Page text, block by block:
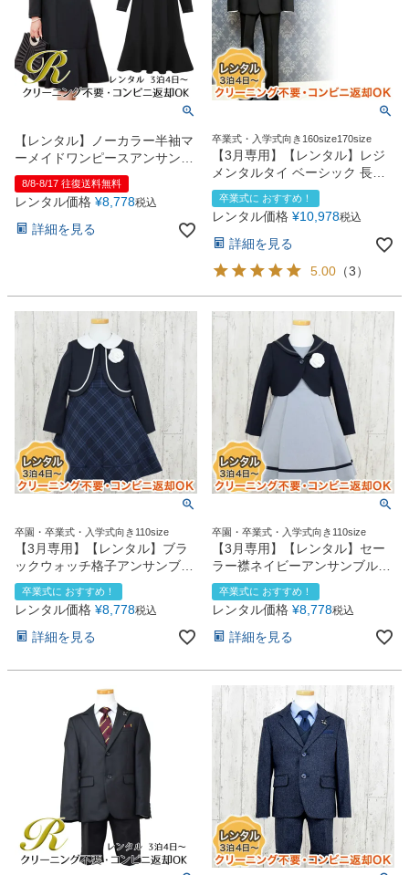
【レンタル】ノーカラー半袖マ
ーメイドワンピースアンサンブ
ルスーツ（YP150）ブラック
8/8-8/17 往復送料無料
レンタル価格 ¥8,778税込
詳細を見る
卒業式・入学式向き160size170size
【3月専用】【レンタル】レジ
メンタルタイ ベーシック 長ズ
ボンスーツ5点セット
（CAT595602）
卒業式に おすすめ！
レンタル価格 ¥10,978税込
詳細を見る
5.00 （3）
卒園・卒業式・入学式向き110size
【3月専用】【レンタル】ブラ
ックウォッチ格子アンサンブル
（CAT918371）
卒業式に おすすめ！
レンタル価格 ¥8,778税込
詳細を見る
卒園・卒業式・入学式向き110size
【3月専用】【レンタル】セー
ラー襟ネイビーアンサンブル
（CAT912373）
卒業式に おすすめ！
レンタル価格 ¥8,778税込
詳細を見る